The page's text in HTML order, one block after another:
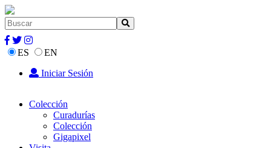
ES
EN
Iniciar Sesión
Colección
Curadurías
Colección
Gigapixel